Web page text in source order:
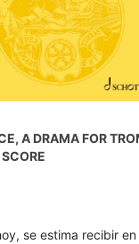
A DRAMA FOR
se estima recibir